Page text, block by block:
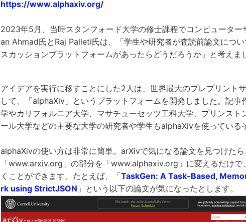
https://www.alphaxiv.org/
2023年5月、当時スタンフォード大学の修士課程でコンピューター
an Ahmad氏とRaj Palleti氏は、「学生や研究者が査読前論文につ
スカッションプラットフォームがあったらどうだろうか」と考えま
アイデアを実行に移すことにした2人は、世界最大のプレプリント
して、「alphaXiv」というプラットフォームを開発しました。記事
学やカリフォルニア大学、マサチューセッツ工科大学、プリンスト
ール大学などの主要な大学の研究者や学生もalphaXivを使っている
alphaXivの使い方は非常に簡単。arXivで気になる論文を見つけた
「www.arxiv.org」の部分を「www.alphaxiv.org」に変えるだけ
くことができます。たとえば、「TaskGen: A Task-Based,
rk using StrictJSON 」という以下の論文が気になったとします。